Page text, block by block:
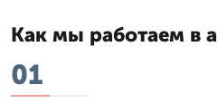
Как мы работаем в
01